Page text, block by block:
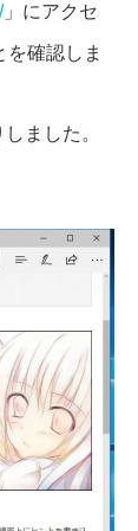
」にアクセ
確認しま
ました。